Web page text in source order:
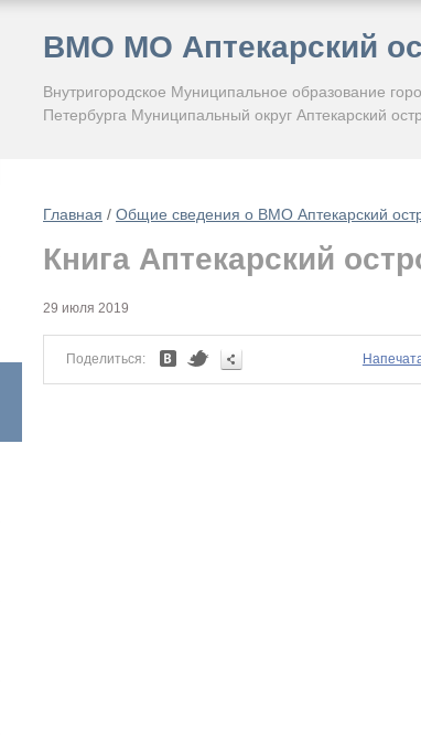
ВМО МО Аптекарский
Внутригородское Муниципальное образование
Петербурга Муниципальный округ Аптекарский
Главная / Общие сведения о ВМО Аптекарский
Книга Аптекарский
29 июля 2019
Поделиться: